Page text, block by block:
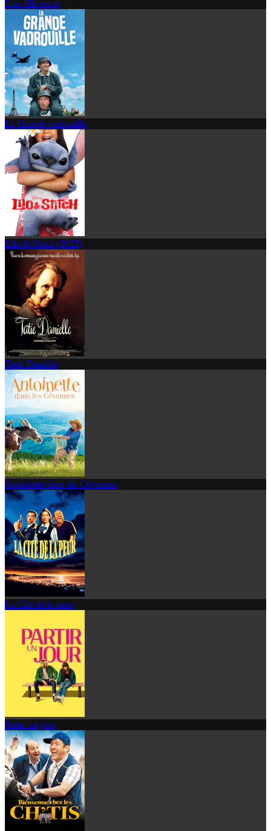
Une fille en or
La Grande vadrouille
Lilo & Stitch (2025)
Tatie Danielle
Antoinette dans les Cévennes
La Cité de la peur
Partir un jour